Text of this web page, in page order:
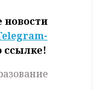
ссылке!